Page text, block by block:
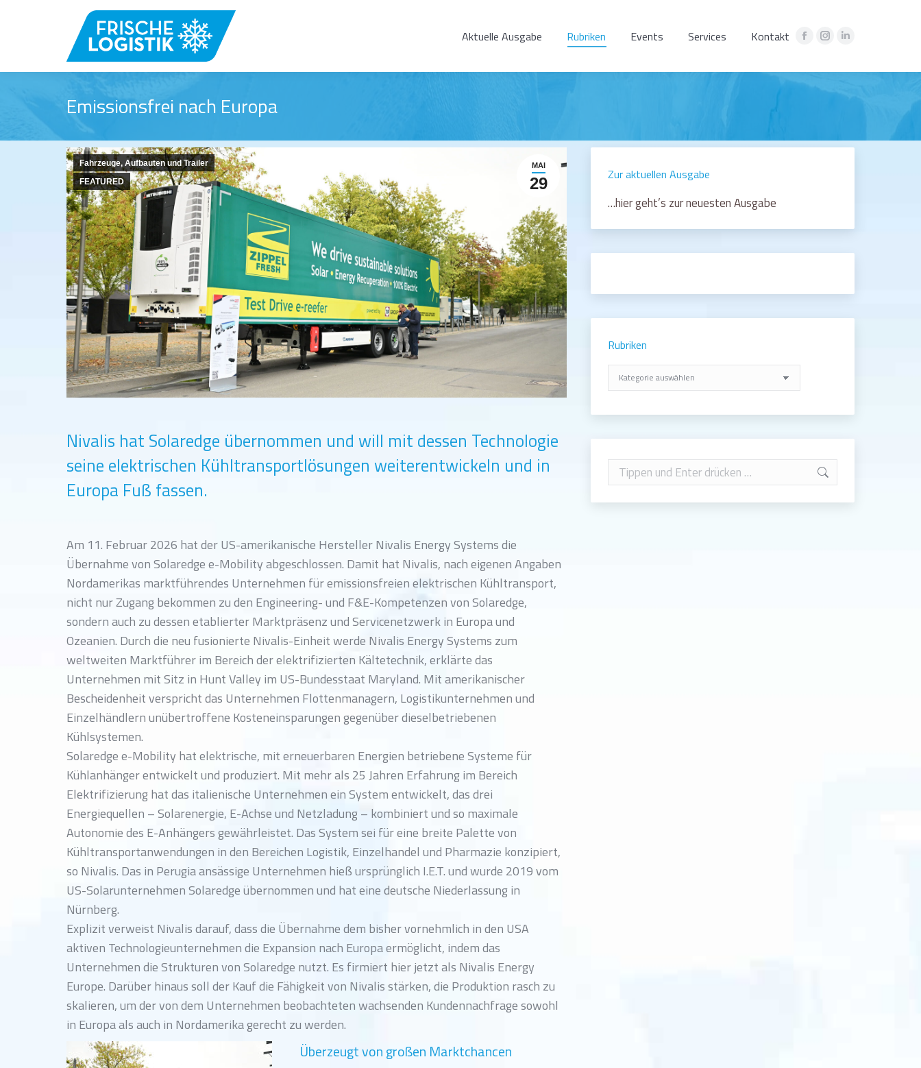
Aktuelle Ausgabe Rubriken Events Services Kontakt
Facebook
Instagram
in
Linkedin
in
Emissionsfrei nach Europa
MAI
29
Fahrzeuge, Aufbauten und Trailer
FEATURED
Nivalis hat Solaredge übernommen und will mit dessen Technologie
seine elektrischen Kühltransportlösungen weiterentwickeln und in
Europa Fuß fassen.
Am 11. Februar 2026 hat der US-amerikanische Hersteller Nivalis Energy Systems die
Übernahme von Solaredge e-Mobility abgeschlossen. Damit hat Nivalis, nach eigenen Angaben
Nordamerikas marktführendes Unternehmen für emissionsfreien elektrischen Kühltransport,
nicht nur Zugang bekommen zu den Engineering- und F&E-Kompetenzen von Solaredge,
sondern auch zu dessen etablierter Marktpräsenz und Servicenetzwerk in Europa und
Ozeanien. Durch die neu fusionierte Nivalis-Einheit werde Nivalis Energy Systems zum
weltweiten Marktführer im Bereich der elektrifizierten Kältetechnik, erklärte das
Unternehmen mit Sitz in Hunt Valley im US-Bundesstaat Maryland. Mit amerikanischer
Bescheidenheit verspricht das Unternehmen Flottenmanagern, Logistikunternehmen und
Einzelhändlern unübertroffene Kosteneinsparungen gegenüber dieselbetriebenen
Kühlsystemen.
Solaredge e-Mobility hat elektrische, mit erneuerbaren Energien betriebene Systeme für
Kühlanhänger entwickelt und produziert. Mit mehr als 25 Jahren Erfahrung im Bereich
Elektrifizierung hat das italienische Unternehmen ein System entwickelt, das drei
Energiequellen – Solarenergie, E-Achse und Netzladung – kombiniert und so maximale
Autonomie des E-Anhängers gewährleistet. Das System sei für eine breite Palette von
Kühltransportanwendungen in den Bereichen Logistik, Einzelhandel und Pharmazie konzipiert,
so Nivalis. Das in Perugia ansässige Unternehmen hieß ursprünglich I.E.T. und wurde 2019 vom
US-Solarunternehmen Solaredge übernommen und hat eine deutsche Niederlassung in
Nürnberg.
Explizit verweist Nivalis darauf, dass die Übernahme dem bisher vornehmlich in den USA
aktiven Technologieunternehmen die Expansion nach Europa ermöglicht, indem das
Unternehmen die Strukturen von Solaredge nutzt. Es firmiert hier jetzt als Nivalis Energy
Europe. Darüber hinaus soll der Kauf die Fähigkeit von Nivalis stärken, die Produktion rasch zu
skalieren, um der von dem Unternehmen beobachteten wachsenden Kundennachfrage sowohl
in Europa als auch in Nordamerika gerecht zu werden.
Überzeugt von großen Marktchancen
Zur aktuellen Ausgabe
…hier geht’s zur neuesten Ausgabe
Rubriken
Rubriken
Search: